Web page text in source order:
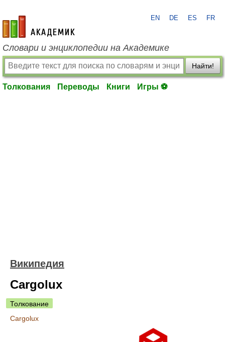
academic.ru
EN DE ES FR
Словари и энциклопедии на Академике
Найти!
Толкования Переводы Книги Игры ⚽
Википедия
Cargolux
Толкование
Cargolux